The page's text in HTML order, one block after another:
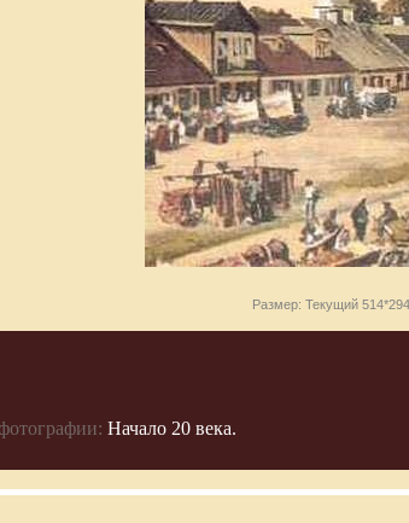
Размер: Текущий
Начало 20 века.